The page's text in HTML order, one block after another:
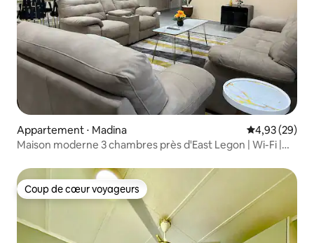
Appartement ⋅ Madina Évaluation
4,93 (29)
Maison moderne 3 chambres près d'East Legon | Wi-Fi |
Coup de cœur voyageurs
Coup de cœur voyageurs